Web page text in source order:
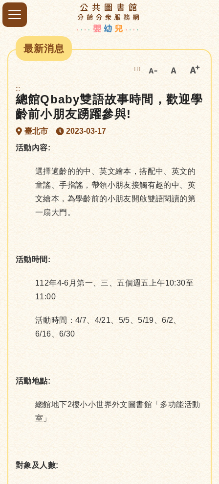
最新消息
:::
:::
總館Qbaby雙語故事時間，歡迎學
齡前小朋友踴躍參與!
臺北市
2023-03-17
活動內容:
選擇適齡的的中、英文繪本，搭配中、英文的
童謠、手指謠，帶領小朋友接觸有趣的中、英
文繪本，為學齡前的小朋友開啟雙語閱讀的第
一扇大門。
活動時間:
112年4-6月第一、三、五個週五上午10:30至
11:00
活動時間：4/7、4/21、5/5、5/19、6/2、
6/16、6/30
活動地點:
總館地下2樓小小世界外文圖書館「多功能活動
室」
對象及人數: